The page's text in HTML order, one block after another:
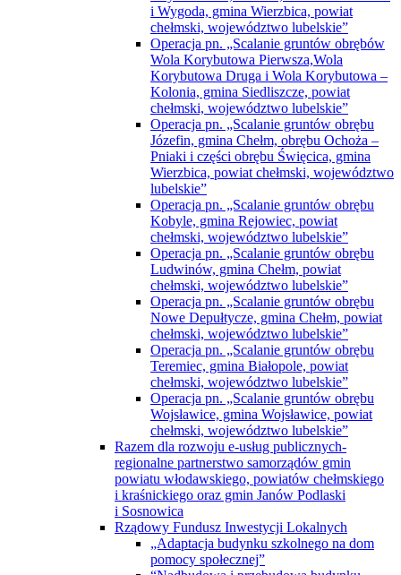
i Wygoda, gmina Wierzbica, powiat
chełmski, województwo lubelskie”
Operacja pn. „Scalanie gruntów obrębów
Wola Korybutowa Pierwsza,Wola
Korybutowa Druga i Wola Korybutowa –
Kolonia, gmina Siedliszcze, powiat
chełmski, województwo lubelskie”
Operacja pn. „Scalanie gruntów obrębu
Józefin, gmina Chełm, obrębu Ochoża –
Pniaki i części obrębu Święcica, gmina
Wierzbica, powiat chełmski, województwo
lubelskie”
Operacja pn. „Scalanie gruntów obrębu
Kobyle, gmina Rejowiec, powiat
chełmski, województwo lubelskie”
Operacja pn. „Scalanie gruntów obrębu
Ludwinów, gmina Chełm, powiat
chełmski, województwo lubelskie”
Operacja pn. „Scalanie gruntów obrębu
Nowe Depułtycze, gmina Chełm, powiat
chełmski, województwo lubelskie”
Operacja pn. „Scalanie gruntów obrębu
Teremiec, gmina Białopole, powiat
chełmski, województwo lubelskie”
Operacja pn. „Scalanie gruntów obrębu
Wojsławice, gmina Wojsławice, powiat
chełmski, województwo lubelskie”
Razem dla rozwoju e-usług publicznych-
regionalne partnerstwo samorządów gmin
powiatu włodawskiego, powiatów chełmskiego
i kraśnickiego oraz gmin Janów Podlaski
i Sosnowica
Rządowy Fundusz Inwestycji Lokalnych
„Adaptacja budynku szkolnego na dom
pomocy społecznej”